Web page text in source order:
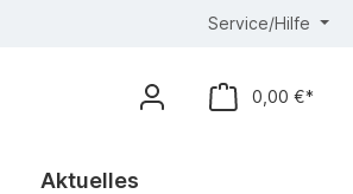
Service/Hilfe
0,00 €*
Aktuelles